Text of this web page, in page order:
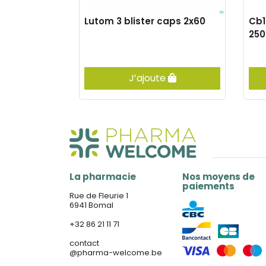
Lutom 3 blister caps 2x60
J’ajoute
La pharmacie
Rue de Fleurie 1
6941 Bomal
+32 86 21 11 71
contact
@pharma-welcome.be
Nos moyens de
paiements